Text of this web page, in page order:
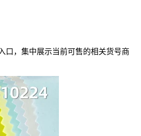
口，集中展示当前可售的相关货号商